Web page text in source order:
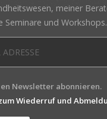
meiner
Seminare und Workshops.
Newsletter abonnieren.
Wiederruf und